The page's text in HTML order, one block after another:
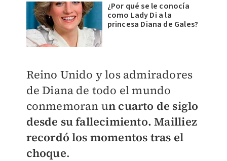
¿Por qué se le conocía
como Lady Di a la
princesa Diana de Gales?
Reino Unido y los admiradores
de Diana de todo el mundo
conmemoran un cuarto de siglo
desde su fallecimiento. Mailliez
recordó los momentos tras el
choque.